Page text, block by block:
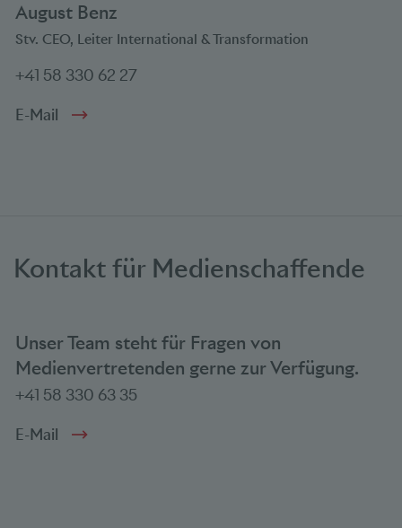
August Benz
Stv. CEO, Leiter International & Transformation
+41 58 330 62 27
E-Mail
Kontakt für Medienschaffende
Unser Team steht für Fragen von
Medienvertretenden gerne zur Verfügung.
+41 58 330 63 35
E-Mail